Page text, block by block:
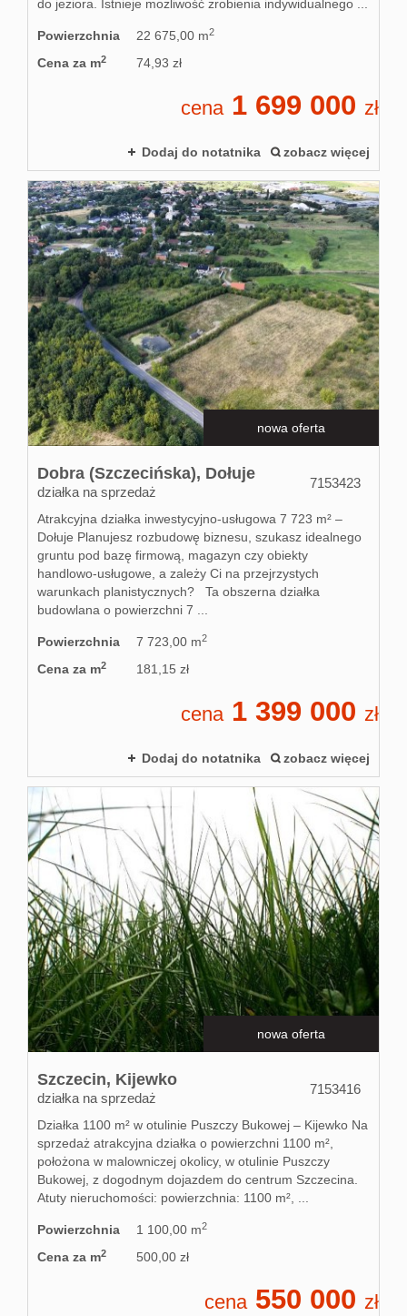
do jeziora. Istnieje możliwość zrobienia indywidualnego ...
Powierzchnia 22 675,00 m2
Cena za m2 74,93 zł
cena1 699 000 zł
Dodaj do notatnika zobacz więcej
nowa oferta
Dobra (Szczecińska), Dołuje
działka na sprzedaż
7153423
Atrakcyjna działka inwestycyjno-usługowa 7 723 m² –
Dołuje Planujesz rozbudowę biznesu, szukasz idealnego
gruntu pod bazę firmową, magazyn czy obiekty
handlowo-usługowe, a zależy Ci na przejrzystych
warunkach planistycznych? Ta obszerna działka
budowlana o powierzchni 7 ...
Powierzchnia 7 723,00 m2
Cena za m2 181,15 zł
cena1 399 000 zł
Dodaj do notatnika zobacz więcej
nowa oferta
Szczecin, Kijewko
działka na sprzedaż
7153416
Działka 1100 m² w otulinie Puszczy Bukowej – Kijewko Na
sprzedaż atrakcyjna działka o powierzchni 1100 m²,
położona w malowniczej okolicy, w otulinie Puszczy
Bukowej, z dogodnym dojazdem do centrum Szczecina.
Atuty nieruchomości: powierzchnia: 1100 m², ...
Powierzchnia 1 100,00 m2
Cena za m2 500,00 zł
cena550 000 zł